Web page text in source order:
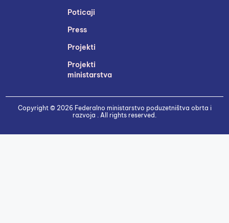
Poticaji
Press
Projekti
Projekti
ministarstva
Copyright © 2026 Federalno ministarstvo poduzetništva obrta i
razvoja . All rights reserved.